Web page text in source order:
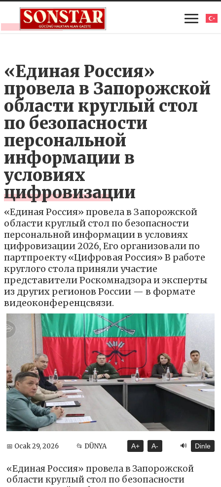
«Единая Россия»
провела в Запорожской
области круглый стол
по безопасности
персональной
информации в
условиях
цифровизации
«Единая Россия» провела в Запорожской
области круглый стол по безопасности
персональной информации в условиях
цифровизации 2026, Его организовали по
партпроекту «Цифровая Россия» В работе
круглого стола приняли участие
представители Роскомнадзора и эксперты
из других регионов России — в формате
видеоконференцсвязи.
📅 Ocak 29, 2026 📂 DÜNYA A+ A- 🔊 Dinle
«Единая Россия» провела в Запорожской
области круглый стол по безопасности